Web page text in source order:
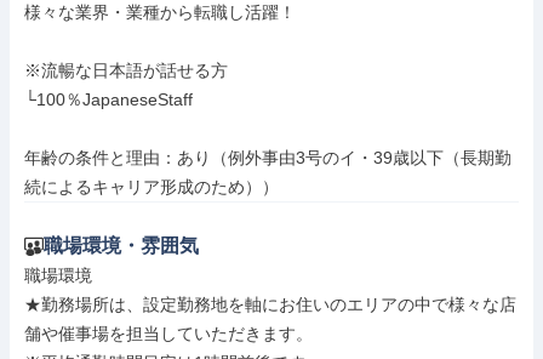
様々な業界・業種から転職し活躍！
※流暢な日本語が話せる方
└100％JapaneseStaff
年齢の条件と理由：あり（例外事由3号のイ・39歳以下（長期勤
続によるキャリア形成のため））
職場環境・雰囲気
職場環境
★勤務場所は、設定勤務地を軸にお住いのエリアの中で様々な店
舗や催事場を担当していただきます。